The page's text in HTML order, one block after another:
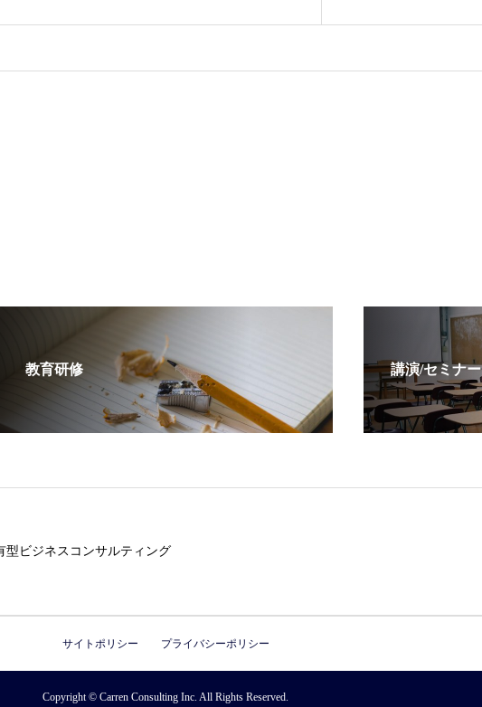
教育研修 講演/セミナー
型ビジネスコンサルティング
サイトポリシー プライバシーポリシー
Copyright © Carren Consulting Inc. All Rights Reserved.